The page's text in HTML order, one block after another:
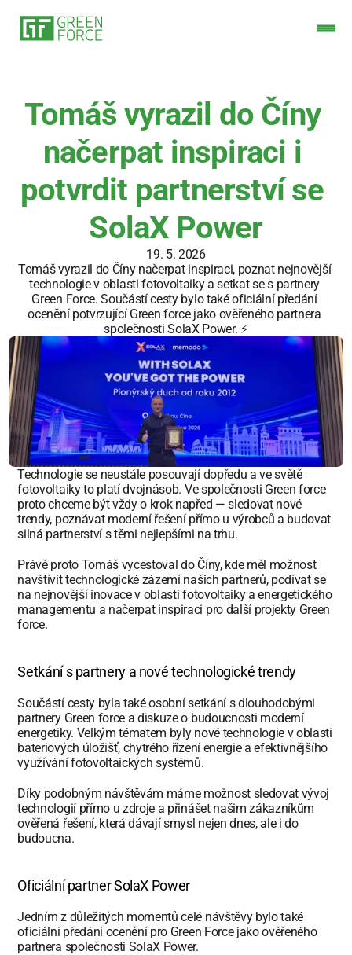
Tomáš vyrazil do Číny
načerpat inspiraci i
potvrdit partnerství se
SolaX Power
19. 5. 2026
Tomáš vyrazil do Číny načerpat inspiraci, poznat nejnovější
technologie v oblasti fotovoltaiky a setkat se s partnery
Green Force. Součástí cesty bylo také oficiální předání
ocenění potvrzující Green force jako ověřeného partnera
společnosti SolaX Power. ⚡
Technologie se neustále posouvají dopředu a ve světě
fotovoltaiky to platí dvojnásob. Ve společnosti Green force
proto chceme být vždy o krok napřed — sledovat nové
trendy, poznávat moderní řešení přímo u výrobců a budovat
silná partnerství s těmi nejlepšími na trhu.
Právě proto Tomáš vycestoval do Číny, kde měl možnost
navštívit technologické zázemí našich partnerů, podívat se
na nejnovější inovace v oblasti fotovoltaiky a energetického
managementu a načerpat inspiraci pro další projekty Green
force.
Setkání s partnery a nové technologické trendy
Součástí cesty byla také osobní setkání s dlouhodobými
partnery Green force a diskuze o budoucnosti moderní
energetiky. Velkým tématem byly nové technologie v oblasti
bateriových úložišť, chytrého řízení energie a efektivnějšího
využívání fotovoltaických systémů.
Díky podobným návštěvám máme možnost sledovat vývoj
technologií přímo u zdroje a přinášet našim zákazníkům
ověřená řešení, která dávají smysl nejen dnes, ale i do
budoucna.
Oficiální partner SolaX Power
Jedním z důležitých momentů celé návštěvy bylo také
oficiální předání ocenění pro Green Force jako ověřeného
partnera společnosti SolaX Power.